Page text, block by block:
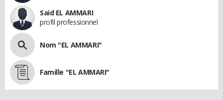
Said EL AMMARI
profil professionnel
Nom "EL AMMARI"
Famille "EL AMMARI"